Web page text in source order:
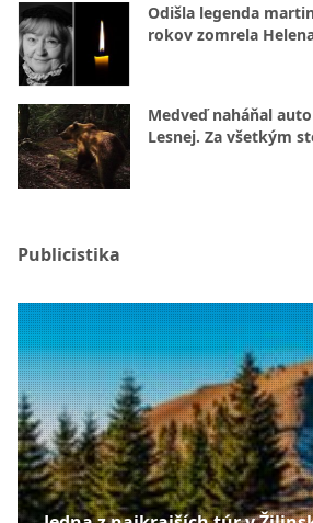
Odišla legenda
rokov zomrela
Medveď naháňal
Lesnej. Za všetkým
Publicistika